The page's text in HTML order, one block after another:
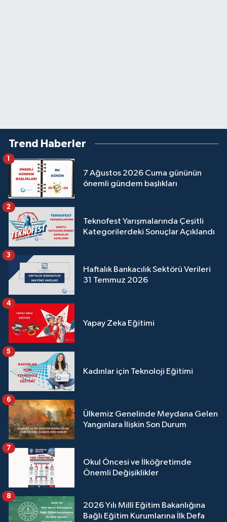
Trend Haberler
7 Ağustos 2026 Cuma gününün
önemli gündem başlıkları
1
Teknofest Yarışmalarında Çeşitli
Kategorilerdeki Sonuçlar Açıklandı
2
Haftalık Bankacılık Sektörü Verileri
31 Temmuz 2026
3
Yapay Zeka Eğitimi
4
Kadınlar için Teknoloji Eğitimi
5
Ülkemiz Genelinde Meydana Gelen
Yangınlara İlişkin Son Durum
6
Okul Öncesi ve İlköğretimde
Önemli Değişiklikler
7
2026 Yılı Millî Eğitim Bakanlığına
Bağlı Eğitim Kurumlarına İlk Defa
8